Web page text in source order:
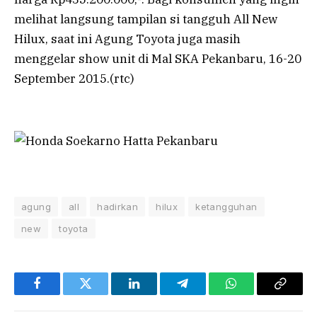
melihat langsung tampilan si tangguh All New
Hilux, saat ini Agung Toyota juga masih
menggelar show unit di Mal SKA Pekanbaru, 16-20
September 2015.(rtc)
agung all hadirkan hilux
ketangguhan
new
toyota
FacebookTwitter LinkedInTelegramWhatsAppCopy